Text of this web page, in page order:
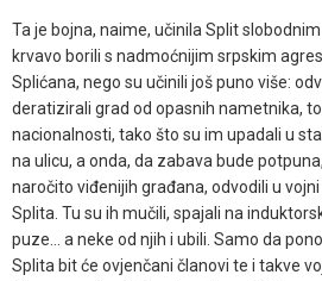
Ta je bojna, naime, učinila Split
krvavo borili s nadmoćnijim srpskim
Splićana, nego su učinili još puno više:
deratizirali grad od opasnih nametnika,
nacionalnosti, tako što su im upadali u
na ulicu, a onda, da zabava bude
naročito viđenijih građana, odvodili u
Splita. Tu su ih mučili, spajali na
puze… a neke od njih i ubili. Samo da
Splita bit će ovjenčani članovi te i takve